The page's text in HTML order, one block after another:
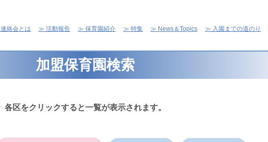
連絡会とは 活動報告 保育園紹介 特集 News＆Topics 入園までの道のり
加盟保育園検索
各区をクリックすると一覧が表示されます。